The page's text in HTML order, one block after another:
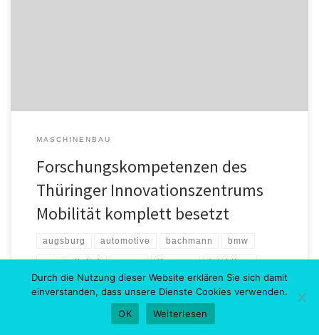
MASCHINENBAU
Forschungskompetenzen des
Thüringer Innovationszentrums
Mobilität komplett besetzt
augsburg automotive bachmann bmw
car digital group ilmenau leichtbau
prof sattler stiftungsprofessur thimo
universität
Durch die Nutzung dieser Website erklären Sie sich damit
einverstanden, dass unsere Dienste Cookies verwenden.
OK
Weiterlesen